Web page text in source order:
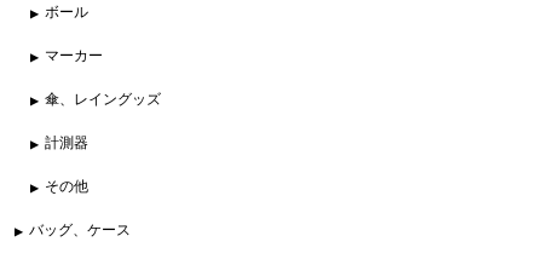
ボール
マーカー
傘、レイングッズ
計測器
その他
バッグ、ケース